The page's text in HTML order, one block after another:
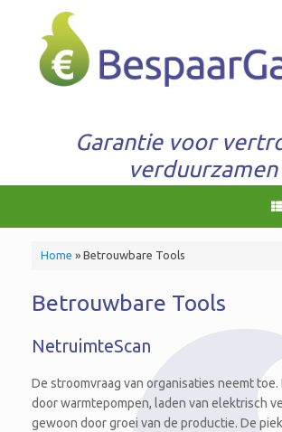
Garantie voor
verduurzamen
Home » Betrouwbare Tools
Betrouwbare Tools
NetruimteScan
De stroomvraag van organisaties neemt
door warmtepompen, laden van elektrisch
gewoon door groei van de productie. De